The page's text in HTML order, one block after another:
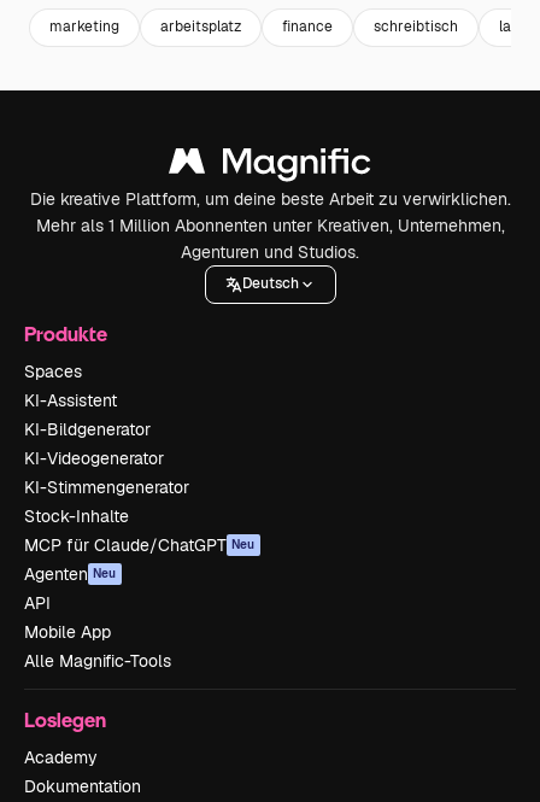
marketing arbeitsplatz finance schreibtisch
Die kreative Plattform, um deine beste Arbeit zu verwirklichen.
Mehr als 1 Million Abonnenten unter Kreativen, Unternehmen,
Agenturen und Studios.
Deutsch
Produkte
Spaces
KI-Assistent
KI-Bildgenerator
KI-Videogenerator
KI-Stimmengenerator
Stock-Inhalte
MCP für Claude/ChatGPT Neu
Agenten Neu
API
Mobile App
Alle Magnific-Tools
Loslegen
Academy
Dokumentation